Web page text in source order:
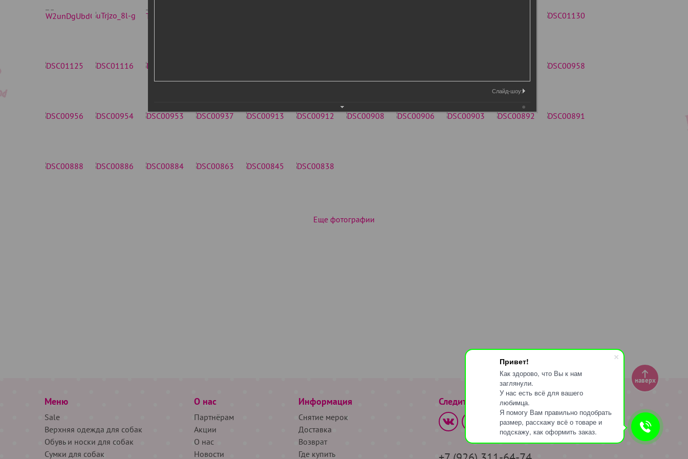
Привет!
Как здорово, что Вы к нам
заглянули.
У нас есть всё для вашего
любимца.
Я помогу Вам правильно подобрать
размер, расскажу всё о товаре и
подскажу, как оформить заказ.
Еще фотографии
Меню
Sale
Верхняя одежда для собак
Обувь и носки для собак
Сумки для собак
О нас
Партнёрам
Акции
О нас
Новости
Информация
Снятие мерок
Доставка
Возврат
Где купить
Следите за нами
наверх
Слайд-шоу: